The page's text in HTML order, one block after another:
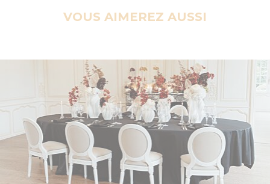
VOUS AIMEREZ AUSSI